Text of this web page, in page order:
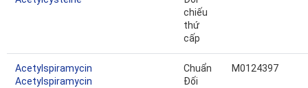
chiếu
thứ
cấp
Acetylspiramycin
Acetylspiramycin
Chuẩn
Đối
M0124397